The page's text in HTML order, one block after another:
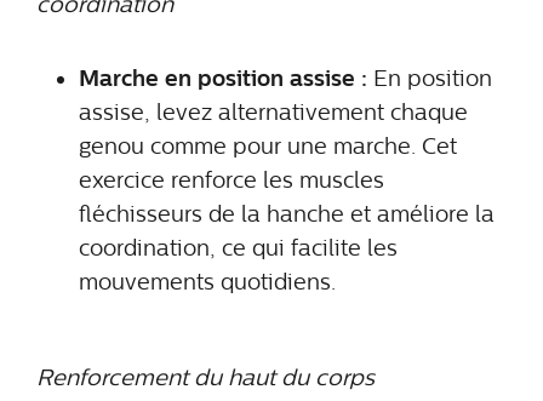
Marche en position assise : En position
assise, levez alternativement chaque
genou comme pour une marche. Cet
exercice renforce les muscles
fléchisseurs de la hanche et améliore la
coordination, ce qui facilite les
mouvements quotidiens.
Renforcement du haut du corps